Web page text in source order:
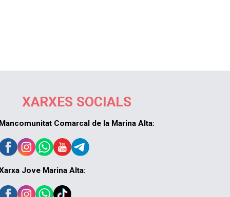
XARXES SOCIALS
Mancomunitat Comarcal de la Marina Alta:
Jove Marina Alta: